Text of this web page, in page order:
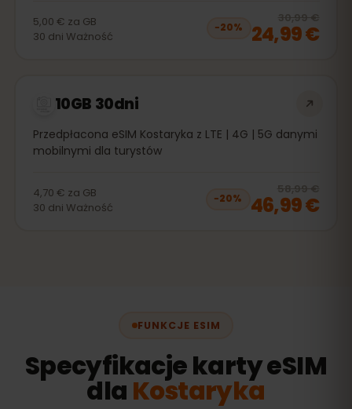
5,00 € za GB
30 dni Ważność
−20%
30,99 €
24,99 €
10GB 30dni
Przedpłacona eSIM Kostaryka z LTE | 4G | 5G danymi
mobilnymi dla turystów
4,70 € za GB
30 dni Ważność
−20%
58,99 €
46,99 €
FUNKCJE ESIM
Specyfikacje karty eSIM
dla Kostaryka